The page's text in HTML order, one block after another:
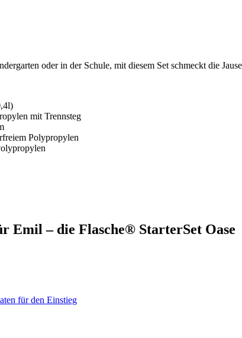
oder in der Schule, mit diesem Set schmeckt die
mit Trennsteg
Polypropylen
Emil – die Flasche® StarterSet Oase
für den Einstieg